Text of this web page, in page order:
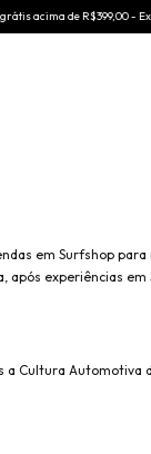
acima de R$399,00 -
em Surfshop
experiências
Cultura